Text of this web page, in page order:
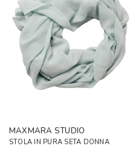
MAXMARA STUDIO
STOLA IN PURA SETA DONNA